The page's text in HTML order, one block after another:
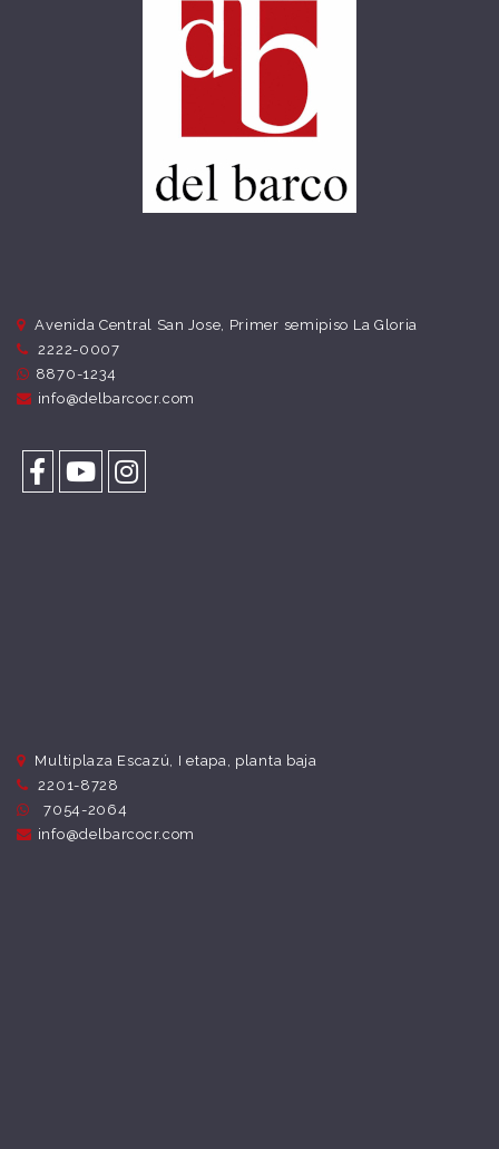
Avenida Central San Jose, Primer semipiso La Gloria
2222-0007
8870-1234
info@delbarcocr.com
Multiplaza Escazú, I etapa, planta baja
2201-8728
7054-2064
info@delbarcocr.com